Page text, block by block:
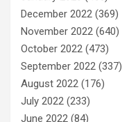
December 2022 (369)
November 2022 (640)
October 2022 (473)
September 2022 (337)
August 2022 (176)
July 2022 (233)
June 2022 (84)